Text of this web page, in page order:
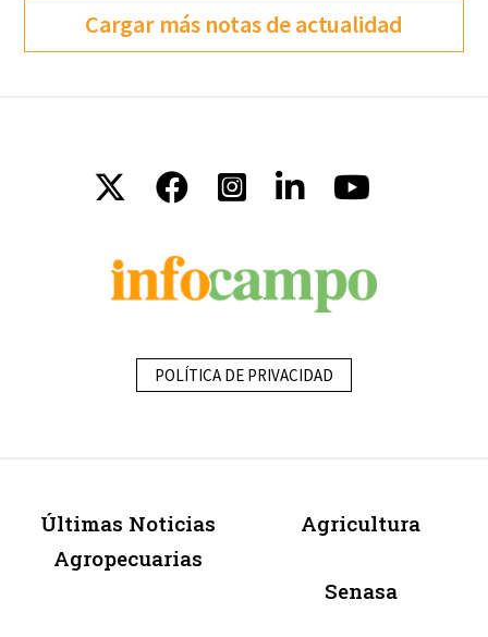
Cargar más notas de actualidad
POLÍTICA DE PRIVACIDAD
Últimas Noticias
Agropecuarias
Agricultura
Senasa